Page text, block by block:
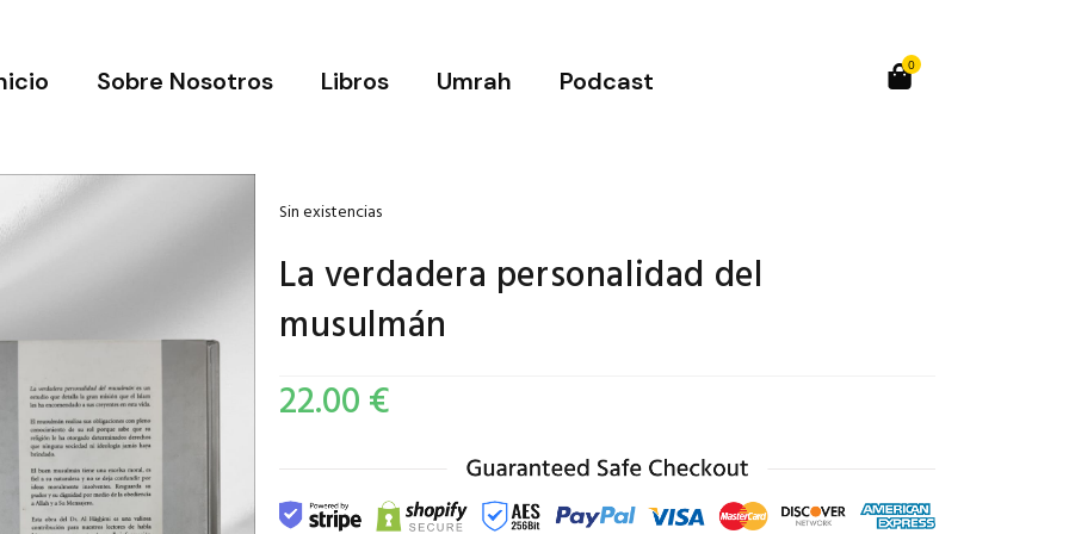
Sobre Nosotros Libros Umrah Podcast
0
Sin existencias
La verdadera personalidad del
musulmán
22.00€